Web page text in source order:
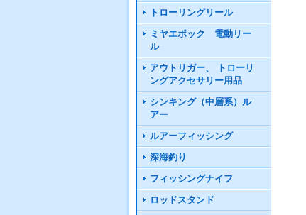
トローリングリール
ミヤエポック 電動リー
ル
アウトリガー、 トローリ
ングアクセサリー用品
シンキング（中層系）ル
アー
ルアーフィッシング
深海釣り
フィッシングナイフ
ロッドスタンド